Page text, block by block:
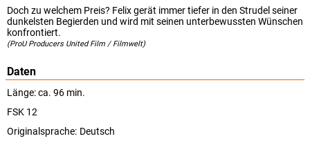
Doch zu welchem Preis? Felix gerät immer tiefer in den Strudel seiner
dunkelsten Begierden und wird mit seinen unterbewussten Wünschen
konfrontiert.
(ProU Producers United Film / Filmwelt)
Daten
Länge: ca. 96 min.
FSK 12
Originalsprache: Deutsch